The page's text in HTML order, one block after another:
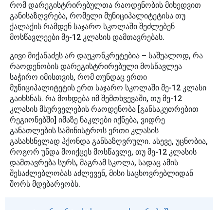
რომ დარეგისტრირებულთა რაოდენობის მიხედვით
განისაზღვრება, რომელი მუნიციპალიტეტისა თუ
ქალაქის რამდენ საჯარო სკოლაში შეძლებენ
მოსწავლეები მე-12 კლასის დამთავრებას.
გივი მიქანაძეს არ დაუკონკრეტებია – საშუალოდ, რა
რაოდენობის დარეგისტრირებული მოსწავლეა
საჭირო იმისთვის, რომ თუნდაც ერთი
მუნიციპალიტეტის ერთ საჯარო სკოლაში მე-12 კლასი
გაიხსნას. რა მოხდება იმ შემთხვევაში, თუ მე-12
კლასის მსურველების რაოდენობა [განსაკუთრებით
რეგიონებში] იმაზე ნაკლები იქნება, ვიდრე
განათლების სამინისტროს ერთი კლასის
გასახსნელად ჰქონდა განსაზღვრული. ასევე, უცნობია,
როგორ უნდა მოიქცეს მოსწავლე, თუ მე-12 კლასის
დამთავრება სურს, მაგრამ სკოლა, სადაც ამის
შესაძლებლობას აძლევენ, მისი საცხოვრებლიდან
შორს მდებარეობს.